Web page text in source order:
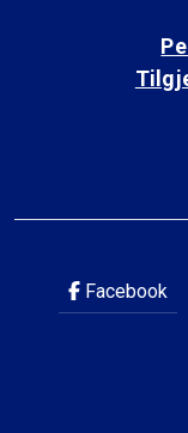
Facebook